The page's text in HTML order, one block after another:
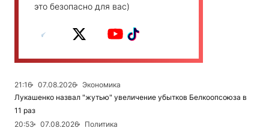
это безопасно для вас)
21:16 07.08.2026
Экономика
Лукашенко назвал "жутью" увеличение убытков Белкоопсоюза в
11 раз
20:53
07.08.2026
Политика